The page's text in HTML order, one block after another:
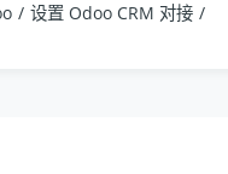
设置 Odoo CRM 对接